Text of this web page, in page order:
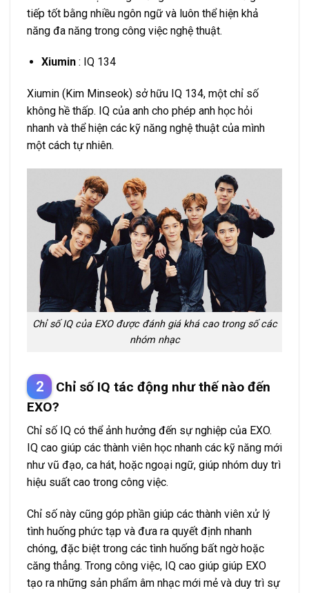
tiếp tốt bằng nhiều ngôn ngữ và luôn thể hiện khả
năng đa năng trong công việc nghệ thuật.
Xiumin : IQ 134
Xiumin (Kim Minseok) sở hữu IQ 134, một chỉ số
không hề thấp. IQ của anh cho phép anh học hỏi
nhanh và thể hiện các kỹ năng nghệ thuật của mình
một cách tự nhiên.
Chỉ số IQ của EXO được đánh giá khá cao trong số các
nhóm nhạc
Chỉ số IQ tác động như thế nào đến
EXO?
Chỉ số IQ có thể ảnh hưởng đến sự nghiệp của EXO.
IQ cao giúp các thành viên học nhanh các kỹ năng mới
như vũ đạo, ca hát, hoặc ngoại ngữ, giúp nhóm duy trì
hiệu suất cao trong công việc.
Chỉ số này cũng góp phần giúp các thành viên xử lý
tình huống phức tạp và đưa ra quyết định nhanh
chóng, đặc biệt trong các tình huống bất ngờ hoặc
căng thẳng. Trong công việc, IQ cao giúp giúp EXO
tạo ra những sản phẩm âm nhạc mới mẻ và duy trì sự